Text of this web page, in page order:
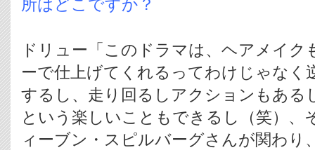
所はどこですか？
ドリュー「このドラマは、ヘアメイ
ーで仕上げてくれるってわけじゃなく
するし、走り回るしアクションもある
という楽しいこともできるし（笑）、
ィーブン・スピルバーグさんが関わり